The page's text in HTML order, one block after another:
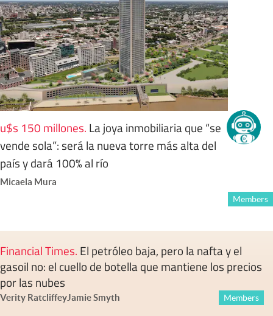
u$s 150 millones. La joya inmobiliaria que “se
vende sola”: será la nueva torre más alta del
país y dará 100% al río
Micaela Mura
Members
Financial Times. El petróleo baja, pero la nafta y el
gasoil no: el cuello de botella que mantiene los precios
por las nubes
Verity RatcliffeyJamie Smyth Members